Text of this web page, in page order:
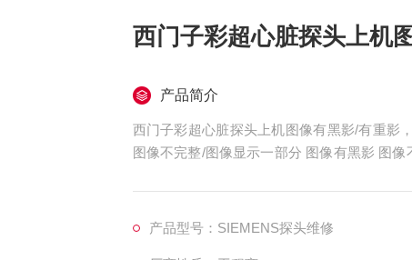
西门子彩超心脏探头上机
产品简介
西门子彩超心脏探头上机图像有黑影/有重影
图像不完整/图像显示一部分 图像有黑影 图
死机、主机不识别探头，探头功能报错等等。
产品型号：SIEMENS探头维修